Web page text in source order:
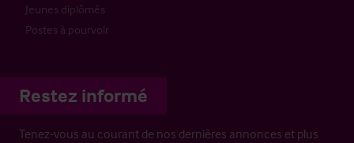
Jeunes diplômés
Postes à pourvoir
Restez informé
Tenez-vous au courant de nos dernières annonces et plus